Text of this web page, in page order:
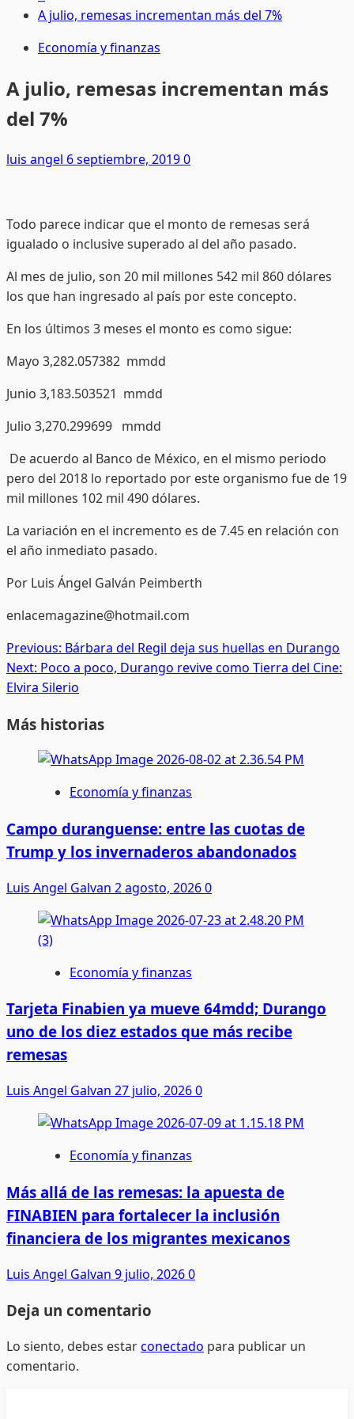
A julio, remesas incrementan más del 7%
Economía y finanzas
A julio, remesas incrementan más
del 7%
luis angel 6 septiembre, 20190
Todo parece indicar que el monto de remesas será
igualado o inclusive superado al del año pasado.
Al mes de julio, son 20 mil millones 542 mil 860 dólares
los que han ingresado al país por este concepto.
En los últimos 3 meses el monto es como sigue:
Mayo 3,282.057382 mmdd
Junio 3,183.503521 mmdd
Julio 3,270.299699 mmdd
De acuerdo al Banco de México, en el mismo periodo
pero del 2018 lo reportado por este organismo fue de 19
mil millones 102 mil 490 dólares.
La variación en el incremento es de 7.45 en relación con
el año inmediato pasado.
Por Luis Ángel Galván Peimberth
enlacemagazine@hotmail.com
Post
navigation
Previous: Bárbara del Regil deja sus huellas en Durango
Next: Poco a poco, Durango revive como Tierra del Cine:
Elvira Silerio
Más historias
Economía y finanzas
Campo duranguense: entre las cuotas de
Trump y los invernaderos abandonados
Luis Angel Galvan 2 agosto, 20260
Economía y finanzas
Tarjeta Finabien ya mueve 64mdd; Durango
uno de los diez estados que más recibe
remesas
Luis Angel Galvan 27 julio, 20260
Economía y finanzas
Más allá de las remesas: la apuesta de
FINABIEN para fortalecer la inclusión
financiera de los migrantes mexicanos
Luis Angel Galvan 9 julio, 20260
Deja un comentario
Lo siento, debes estarconectado para publicar un
comentario.